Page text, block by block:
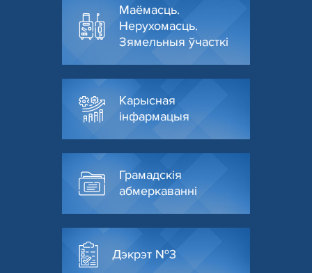
Маёмасць.
Нерухомасць.
Зямельныя ўчасткі
Карысная
інфармацыя
Грамадскія
абмеркаванні
Дэкрэт №3